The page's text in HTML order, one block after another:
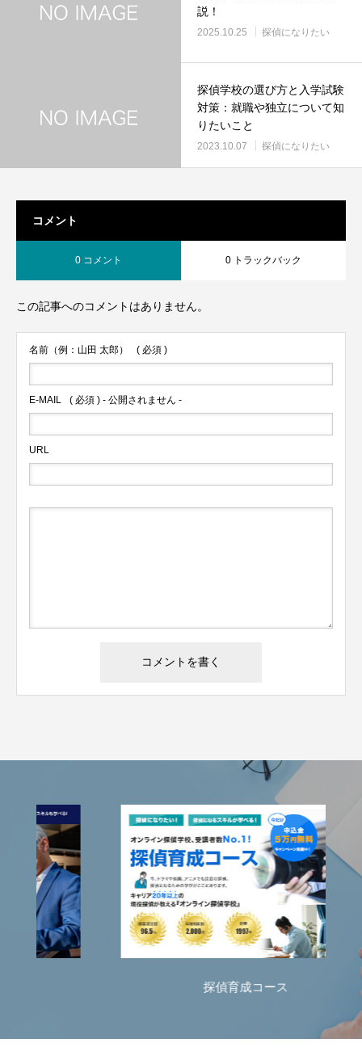
説！
2025.10.25 探偵になりたい
探偵学校の選び方と入学試験
対策：就職や独立について知
りたいこと
2023.10.07 探偵になりたい
コメント
0 コメント 0 トラックバック
この記事へのコメントはありません。
名前（例：山田 太郎） ( 必須 )
E-MAIL ( 必須 ) - 公開されません -
URL
探偵育成コース